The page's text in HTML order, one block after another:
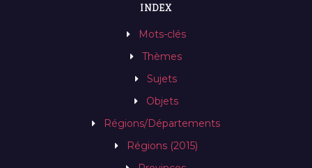
INDEX
Mots-clés
Thèmes
Sujets
Objets
Régions/Départements
Régions (2015)